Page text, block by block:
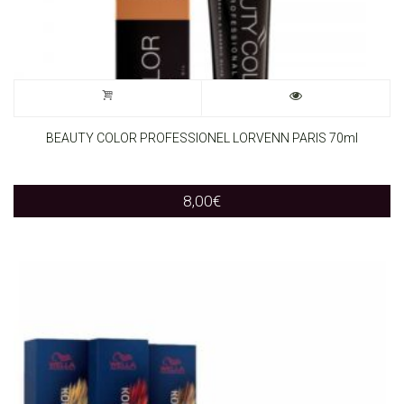
be
chosen
page
BEAUTY COLOR PROFESSIONEL LORVENN PARIS 70ml
8,00€